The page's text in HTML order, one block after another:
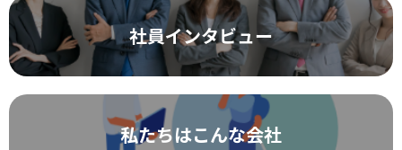
社員インタビュー
私たちはこんな会社